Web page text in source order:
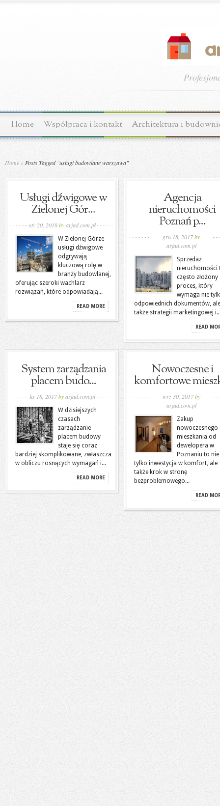
Home Współpraca i kontakt Architektura i
Home » Posts Tagged "usługi budowlane warszawa"
Usługi dźwigowe w
Zielonej Gór...
sty 20, 2018byarjad.com.pl
W Zielonej Górze
usługi dźwigowe
odgrywają
kluczową rolę w
branży budowlanej,
oferując szeroki wachlarz
rozwiązań, które odpowiadają...
READ MORE
Agencja
nieruchomości
Poznań p...
gru 18, 2017by
arjad.com.pl
Sprzedaż
nieruchomości
często złożony
proces, który
wymaga nie
odpowiednich dokumentów, ale
także strategii marketingowej
READ
System zarządzania
placem budo...
lis 18, 2017byarjad.com.pl
W dzisiejszych
czasach
zarządzanie
placem budowy
staje się coraz
bardziej skomplikowane, zwłaszcza
w obliczu rosnących wymagań i...
READ MORE
Nowoczesne i
komfortowe
wrz 30, 2017by
arjad.com.pl
Zakup
nowoczesnego
mieszkania od
dewelopera w
Poznaniu to nie
tylko inwestycja w komfort, ale
także krok w stronę
bezproblemowego...
READ